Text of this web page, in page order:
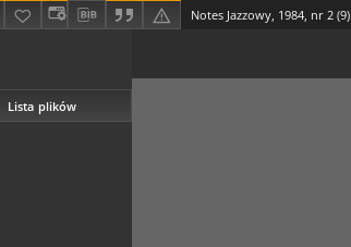
Notes Jazzowy, 1984, nr 2 (9)
Lista plików